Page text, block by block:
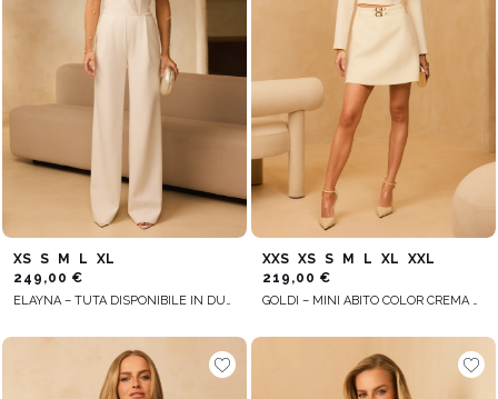
XS S M L
XL
249,00 €
ELAYNA – TUTA DISPONIBILE IN DUE VARIANTI IN BASE ALL’ALTEZZA
XXS XS S M L XL
XXL
219,00 €
GOLDI – MINI ABITO COLOR CREMA CON SCOLLO QUADRATO